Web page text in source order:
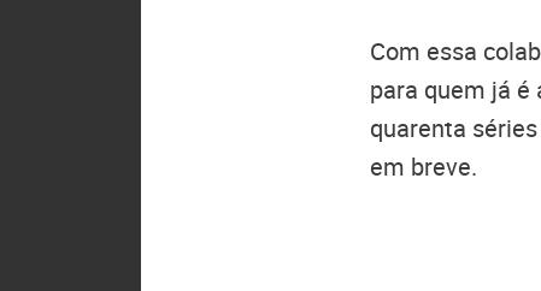
Com essa
para quem já é
quarenta
em breve.